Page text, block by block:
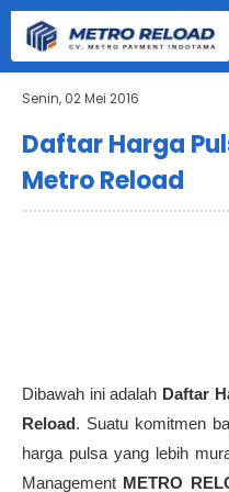
Senin, 02 Mei 2016
Daftar Harga
Metro Reload
Dibawah ini adalah Daftar
Reload. Suatu komitmen
harga pulsa yang lebih
Management METRO